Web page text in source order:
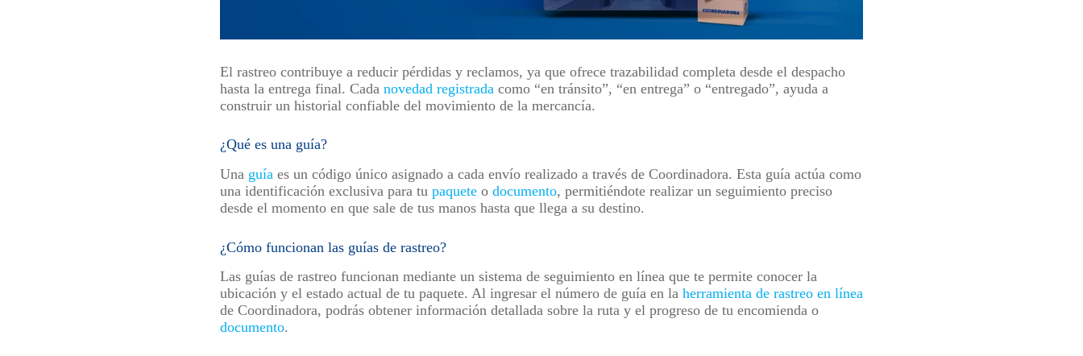
El rastreo contribuye a reducir pérdidas y reclamos, ya que ofrece trazabilidad completa desde el despacho
hasta la entrega final. Cada novedad registrada como “en tránsito”, “en entrega” o “entregado”, ayuda a
construir un historial confiable del movimiento de la mercancía.
¿Qué es una guía?
Una guía es un código único asignado a cada envío realizado a través de Coordinadora. Esta guía actúa como
una identificación exclusiva para tu paquete o documento, permitiéndote realizar un seguimiento preciso
desde el momento en que sale de tus manos hasta que llega a su destino.
¿Cómo funcionan las guías de rastreo?
Las guías de rastreo funcionan mediante un sistema de seguimiento en línea que te permite conocer la
ubicación y el estado actual de tu paquete. Al ingresar el número de guía en la herramienta de rastreo en línea
de Coordinadora, podrás obtener información detallada sobre la ruta y el progreso de tu encomienda o
documento.